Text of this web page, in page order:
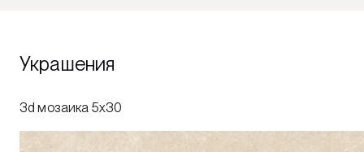
Украшения
3d мозаика 5x30